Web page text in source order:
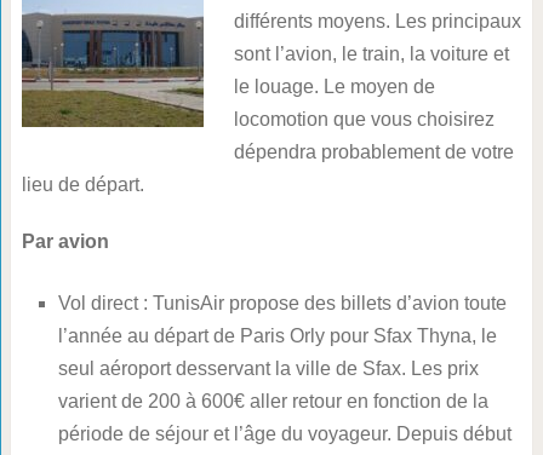
différents moyens. Les principaux
sont l’avion, le train, la voiture et
le louage. Le moyen de
locomotion que vous choisirez
dépendra probablement de votre
lieu de départ.
Par avion
Vol direct : TunisAir propose des billets d’avion toute
l’année au départ de Paris Orly pour Sfax Thyna, le
seul aéroport desservant la ville de Sfax. Les prix
varient de 200 à 600€ aller retour en fonction de la
période de séjour et l’âge du voyageur. Depuis début